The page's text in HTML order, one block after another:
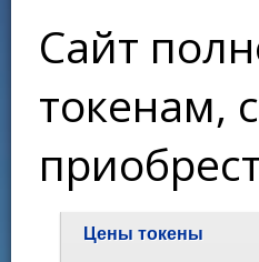
Сайт
токенам,
Цены токены